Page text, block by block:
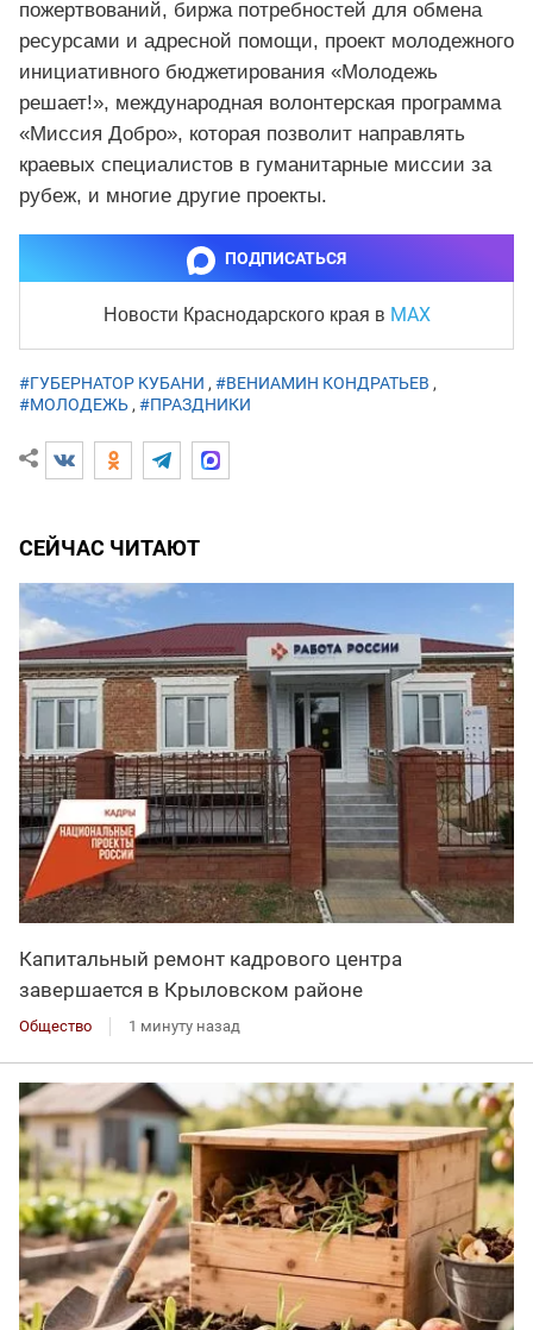
пожертвований, биржа потребностей для обмена
ресурсами и адресной помощи, проект молодежного
инициативного бюджетирования «Молодежь
решает!», международная волонтерская программа
«Миссия Добро», которая позволит направлять
краевых специалистов в гуманитарные миссии за
рубеж, и многие другие проекты.
ПОДПИСАТЬСЯ
Новости Краснодарского края в MAX
#ГУБЕРНАТОР КУБАНИ , #ВЕНИАМИН КОНДРАТЬЕВ ,
#МОЛОДЕЖЬ, #ПРАЗДНИКИ
СЕЙЧАС ЧИТАЮТ
Капитальный ремонт кадрового центра
завершается в Крыловском районе
Общество 1 минуту назад